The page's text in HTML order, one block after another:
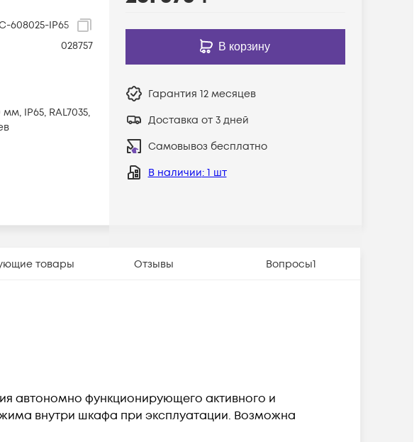
608025-IP65
028757
IP65, RAL7035,
В корзину
Гарантия 12 месяцев
Доставка от 3 дней
Самовывоз бесплатно
В наличии: 1 шт
товары Отзывы Вопросы1
автономно функционирующего активного и
внутри шкафа при эксплуатации. Возможна